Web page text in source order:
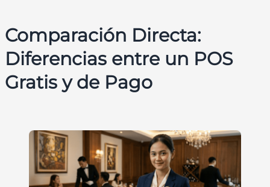
Comparación Directa:
Diferencias entre un POS
Gratis y de Pago